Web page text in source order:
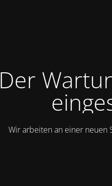
Der
Wir arbeiten an einer neuen